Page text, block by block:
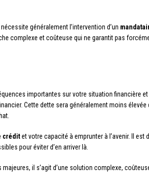
généralement l’intervention d’un
complexe et coûteuse qui ne garantit pas
importantes sur votre situation financière et
Cette dette sera généralement moins
créditet votre capacité à emprunter à l’avenir. Il est
pour éviter d’en arriver là.
il s’agit d’une solution complexe,